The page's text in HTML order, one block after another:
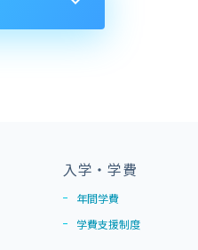
入学・学費
年間学費
学費支援制度